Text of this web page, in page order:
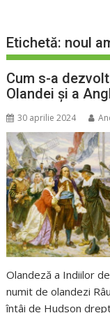
Etichetă: noul
Cum s-a
Olandei și a
30 aprilie 2024
Olandeză a Indiilor
numit de olandezi
întâi de Hudson